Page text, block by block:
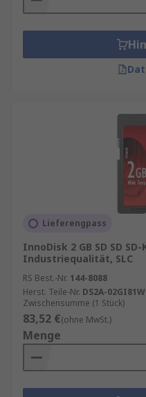
Lieferengpass
InnoDisk 2 GB SD SD
Industriequalität, SLC
RS Best.-Nr. 144-8088
Herst. Teile-Nr. DS2A-
Zwischensumme (1 Stück)
83,52 €(ohne MwSt.)
Menge